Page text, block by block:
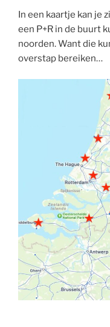
In een kaartje kan je
een P+R in de buurt
noorden. Want die
overstap bereiken…